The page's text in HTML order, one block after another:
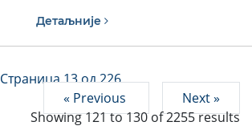
Детаљније
Страница 13 од 226
« Previous
Next »
Showing121to130of2255results